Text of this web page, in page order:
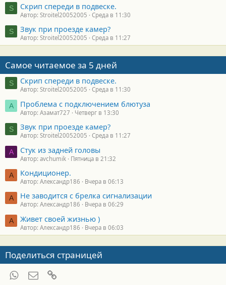
S Скрип спереди в подвеске.
Автор: Stroitel20052005 Среда в 11:30
S Звук при проезде камер?
Автор: Stroitel20052005 Среда в 11:27
Самое читаемое за 5 дней
S Скрип спереди в подвеске.
Автор: Stroitel20052005 Среда в 11:30
А Проблема с подключением блютуза
Автор: Азамат727 Четверг в 13:30
S Звук при проезде камер?
Автор: Stroitel20052005 Среда в 11:27
A Стук из задней головы
Автор: avchumik Пятница в 21:32
А Кондиционер.
Автор: Александр186 Вчера в 06:13
А Не заводится с брелка сигнализации
Автор: Александр186 Вчера в 06:29
А Живет своей жизнью )
Автор: Александр186 Вчера в 06:03
Поделиться страницей
WhatsAppЭлектронная почта